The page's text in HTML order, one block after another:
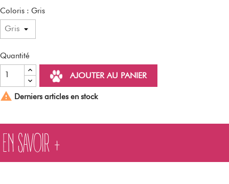
Coloris : Gris
Quantité
AJOUTER AU PANIER
 Derniers articles en stock
EN SAVOIR +